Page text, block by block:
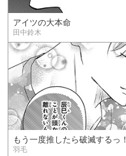
アイツの大本命
田中鈴木
もう一度推したら破滅するっ！
羽毛